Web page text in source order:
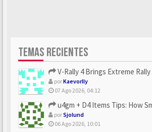
TEMAS RECIENTES
V-Rally 4 Brings Extreme Rally Racing
porKaevorlly
07 Ago 2026, 04:12
u4gm + D4 Items Tips: How Smart Players
porSjolund
06 Ago 2026, 10:01